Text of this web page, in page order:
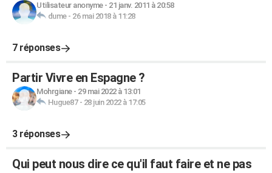
Utilisateur anonyme- 21 janv. 2011 à 20:58
dume- 26 mai 2018 à 11:28
7 réponses
Partir Vivre en Espagne ?
Mohrgiane- 29 mai 2022 à 13:01
Hugue87- 28 juin 2022 à 17:05
3 réponses
Qui peut nous dire ce qu'il faut faire et ne pas